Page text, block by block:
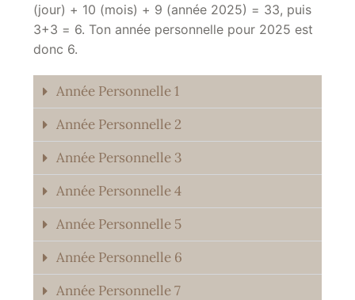
(jour) + 10 (mois) + 9 (année 2025) = 33, puis
3+3 = 6. Ton année personnelle pour 2025 est
donc 6.
Année Personnelle 1
Année Personnelle 2
Année Personnelle 3
Année Personnelle 4
Année Personnelle 5
Année Personnelle 6
Année Personnelle 7